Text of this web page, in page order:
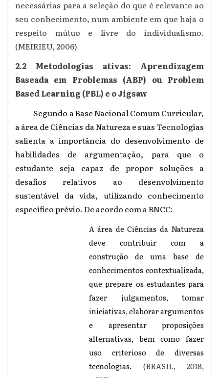
necessárias para a seleção do que é relevante ao
seu conhecimento, num ambiente em que haja o
respeito mútuo e livre do individualismo.
(MEIRIEU, 2006)
2.2 Metodologias ativas: Aprendizagem
Baseada em Problemas (ABP) ou Problem
Based Learning (PBL) e o Jigsaw
Segundo a Base Nacional Comum Curricular,
a área de Ciências da Natureza e suas Tecnologias
salienta a importância do desenvolvimento de
habilidades de argumentação, para que o
estudante seja capaz de propor soluções a
desafios relativos ao desenvolvimento
sustentável da vida, utilizando conhecimento
específico prévio. De acordo com a BNCC:
A área de Ciências da Natureza
deve contribuir com a
construção de uma base de
conhecimentos contextualizada,
que prepare os estudantes para
fazer julgamentos, tomar
iniciativas, elaborar argumentos
e apresentar proposições
alternativas, bem como fazer
uso criterioso de diversas
tecnologias. (BRASIL, 2018,